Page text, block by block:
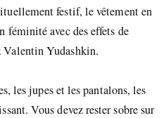
festif, le vêtement en
féminité avec des effets de
Valentin Yudashkin.
les jupes et les pantalons, les
Vous devez rester sobre sur